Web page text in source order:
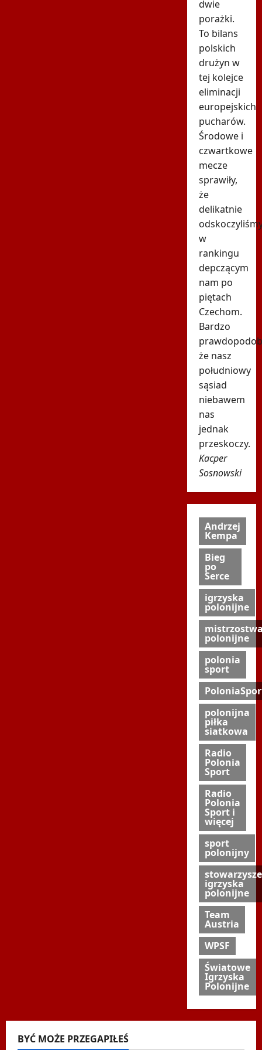
dwie
porażki.
To bilans
polskich
drużyn w
tej kolejce
eliminacji
europejskich
pucharów.
Środowe i
czwartkowe
mecze
sprawiły,
że
delikatnie
w
rankingu
depczącym
nam po
piętach
Czechom.
Bardzo
że nasz
południowy
sąsiad
niebawem
nas
jednak
przeskoczy.
Kacper
Sosnowski
Andrzej
Kempa
Bieg
po
Serce
igrzyska
polonijne
polonijne
polonia
sport
polonijna
piłka
siatkowa
Radio
Polonia
Sport
Radio
Polonia
Sport i
więcej
sport
polonijny
igrzyska
polonijne
Team
Austria
WPSF
Światowe
Igrzyska
Polonijne
BYĆ MOŻE PRZEGAPIŁEŚ
Biegi i rekreacja Inne Nordic Walking